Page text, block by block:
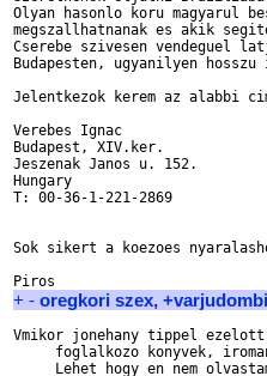
Olyan hasonlo koru magyarul
megszallhatnanak es akik
Cserebe szivesen vendeguel
Budapesten, ugyanilyen hosszu
Jelentkezok kerem az alabbi
Verebes Ignac
Budapest, XIV.ker.
Jeszenak Janos u. 152.
Hungary
T: 00-36-1-221-2869
Sok sikert a koezoes
+ - oregkori szex,
Vmikor jonehany tippel
foglalkozo konyvek,
Lehet hogy en nem